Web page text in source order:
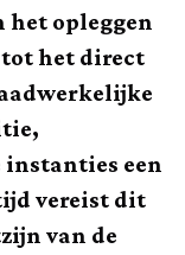
opleggen
het direct
een
vereist dit
van de